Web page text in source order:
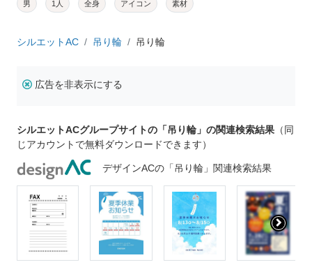
男 1人 全身 アイコン 素材
シルエットAC 吊り輪 吊り輪
広告を非表示にする
シルエットACグループサイトの「吊り輪」の関連検索結果 （同
じアカウントで無料ダウンロードできます）
デザインACの「吊り輪」関連検索結果